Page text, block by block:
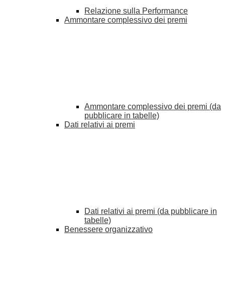
Relazione sulla Performance
Ammontare complessivo dei premi
Ammontare complessivo dei premi (da
pubblicare in tabelle)
Dati relativi ai premi
Dati relativi ai premi (da pubblicare in
tabelle)
Benessere organizzativo